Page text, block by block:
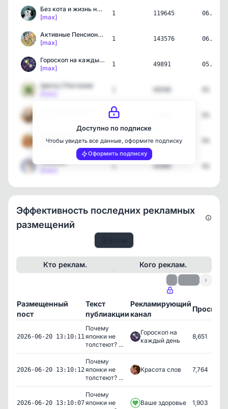
Без кота и жизнь не та
[max]
1 119645
Активные Пенсионеры
[max]
1 143576
Гороскоп на каждый день
[max]
1 49891
Цветы | Растения
6
[max]
8 141470
1 44489
Доступно по подписке
Чтобы увидеть все данные, оформите подписку
Оформить подписку
Эффективность последних рекламных
размещений
Кто реклам. Кого реклам.
›
Размещенный
пост
Текст
публиакции
Рекламирующий
канал
2026-06-20 13:10:11
Почему
японки не
толстеют? ...
Гороскоп на
каждый день
8,651
2026-06-20 13:10:12
Почему
японки не
толстеют? ...
Красота слов 7,764
2026-06-20 13:10:07
Почему
японки не
Ваше здоровье 1,903